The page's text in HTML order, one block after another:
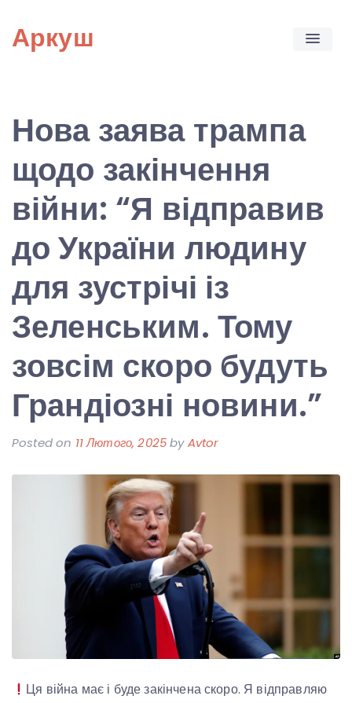
content
Аркуш
Нова заява трампа
щодо закінчення
війни: “Я відправив
до України людину
для зустрічі із
Зеленським. Тому
зовсім скоро будуть
Грандіозні новини.”
Posted on 11 Лютого, 2025byAvtor
Ця війна має і буде закінчена скоро. Я відправляю